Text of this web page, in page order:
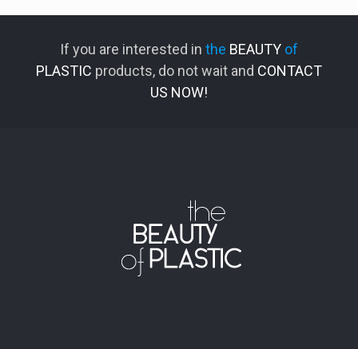
If you are interested in the BEAUTY of
PLASTIC products, do not wait and CONTACT
US NOW!